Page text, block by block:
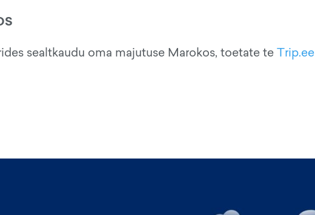
sealtkaudu oma majutuse Marokos, toetate teTrip.ee